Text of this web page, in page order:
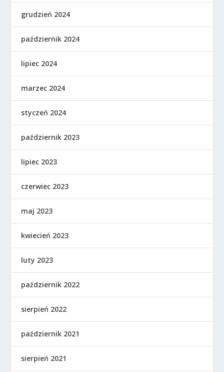
grudzień 2024
październik 2024
lipiec 2024
marzec 2024
styczeń 2024
październik 2023
lipiec 2023
czerwiec 2023
maj 2023
kwiecień 2023
luty 2023
październik 2022
sierpień 2022
październik 2021
sierpień 2021